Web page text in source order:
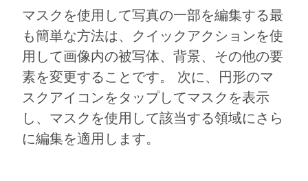
マスクを使用して写真の一部を編集する最
も簡単な方法は、クイックアクションを使
用して画像内の被写体、背景、その他の要
素を変更することです。 次に、円形のマ
スクアイコンをタップしてマスクを表示
し、マスクを使用して該当する領域にさら
に編集を適用します。